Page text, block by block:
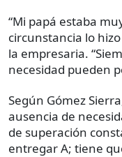
“Mi papá estaba
circunstancia lo
la empresaria.
necesidad pueden
Según Gómez
ausencia de
de superación
entregar A; tiene